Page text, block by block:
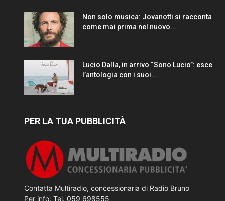
Non solo musica: Jovanotti si racconta
come mai prima nel nuovo...
Lucio Dalla, in arrivo “Sono Lucio”: esce
l’antologia con i suoi...
PER LA TUA PUBBLICITÀ
Contatta Multiradio, concessionaria di Radio Bruno
Per info: Tel. 059 698555